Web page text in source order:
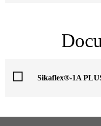
Sikaflex®-1A